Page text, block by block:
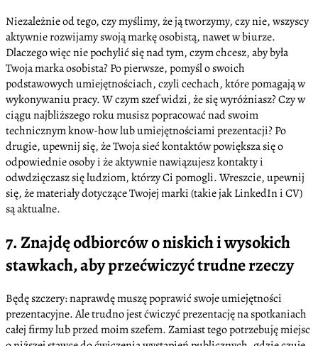
Niezależnie od tego, czy myślimy, że ją tworzymy, czy nie, wszyscy
aktywnie rozwijamy swoją markę osobistą, nawet w biurze.
Dlaczego więc nie pochylić się nad tym, czym chcesz, aby była
Twoja marka osobista? Po pierwsze, pomyśl o swoich
podstawowych umiejętnościach, czyli cechach, które pomagają w
wykonywaniu pracy. W czym szef widzi, że się wyróżniasz? Czy w
ciągu najbliższego roku musisz popracować nad swoim
technicznym know-how lub umiejętnościami prezentacji? Po
drugie, upewnij się, że Twoja sieć kontaktów powiększa się o
odpowiednie osoby i że aktywnie nawiązujesz kontakty i
odwdzięczasz się ludziom, którzy Ci pomogli. Wreszcie, upewnij
się, że materiały dotyczące Twojej marki (takie jak LinkedIn i CV)
są aktualne.
7. Znajdę odbiorców o niskich i wysokich
stawkach, aby przećwiczyć trudne rzeczy
Będę szczery: naprawdę muszę poprawić swoje umiejętności
prezentacyjne. Ale trudno jest ćwiczyć prezentację na spotkaniach
całej firmy lub przed moim szefem. Zamiast tego potrzebuję miejsc